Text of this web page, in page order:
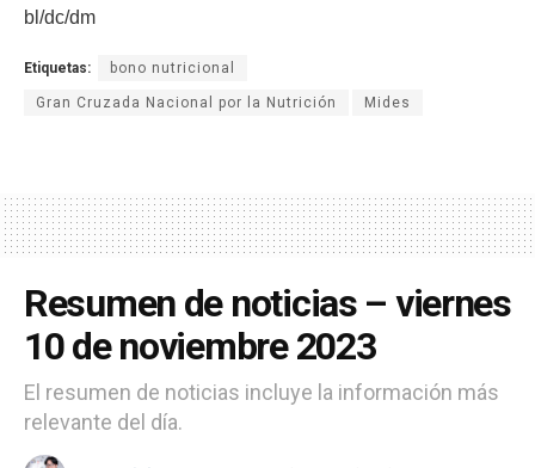
bl/dc/dm
Etiquetas: bono nutricional
Gran Cruzada Nacional por la Nutrición Mides
Resumen de noticias – viernes
10 de noviembre 2023
El resumen de noticias incluye la información más
relevante del día.